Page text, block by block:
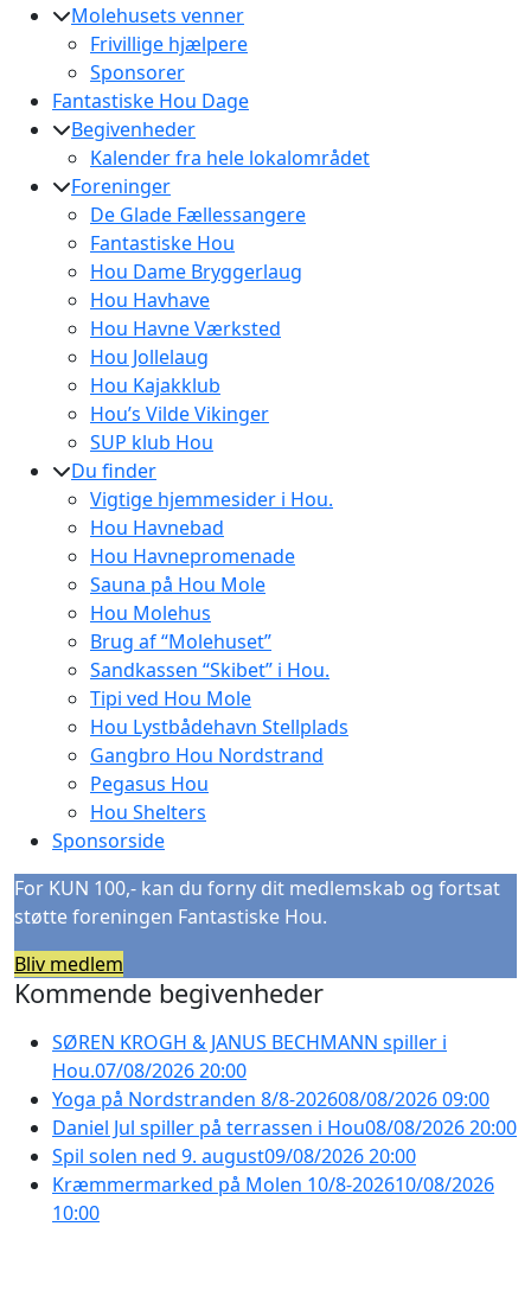
Molehusets venner
Frivillige hjælpere
Sponsorer
Fantastiske Hou Dage
Begivenheder
Kalender fra hele lokalområdet
Foreninger
De Glade Fællessangere
Fantastiske Hou
Hou Dame Bryggerlaug
Hou Havhave
Hou Havne Værksted
Hou Jollelaug
Hou Kajakklub
Hou’s Vilde Vikinger
SUP klub Hou
Du finder
Vigtige hjemmesider i Hou.
Hou Havnebad
Hou Havnepromenade
Sauna på Hou Mole
Hou Molehus
Brug af “Molehuset”
Sandkassen “Skibet” i Hou.
Tipi ved Hou Mole
Hou Lystbådehavn Stellplads
Gangbro Hou Nordstrand
Pegasus Hou
Hou Shelters
Sponsorside
For KUN 100,- kan du forny dit medlemskab og fortsat
støtte foreningen Fantastiske Hou.
Bliv medlem
Kommende begivenheder
SØREN KROGH & JANUS BECHMANN spiller i
Hou.07/08/2026 20:00
Yoga på Nordstranden 8/8-202608/08/2026 09:00
Daniel Jul spiller på terrassen i Hou08/08/2026 20:00
Spil solen ned 9. august09/08/2026 20:00
Kræmmermarked på Molen 10/8-202610/08/2026
10:00